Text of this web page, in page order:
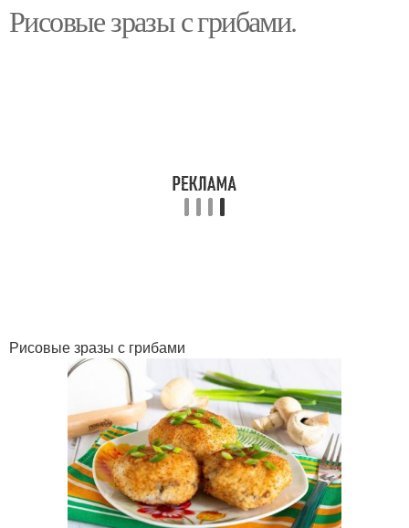
Рисовые биточки Зразы с мясом
Рисовые зразы с грибами.
Рисовые зразы с грибами